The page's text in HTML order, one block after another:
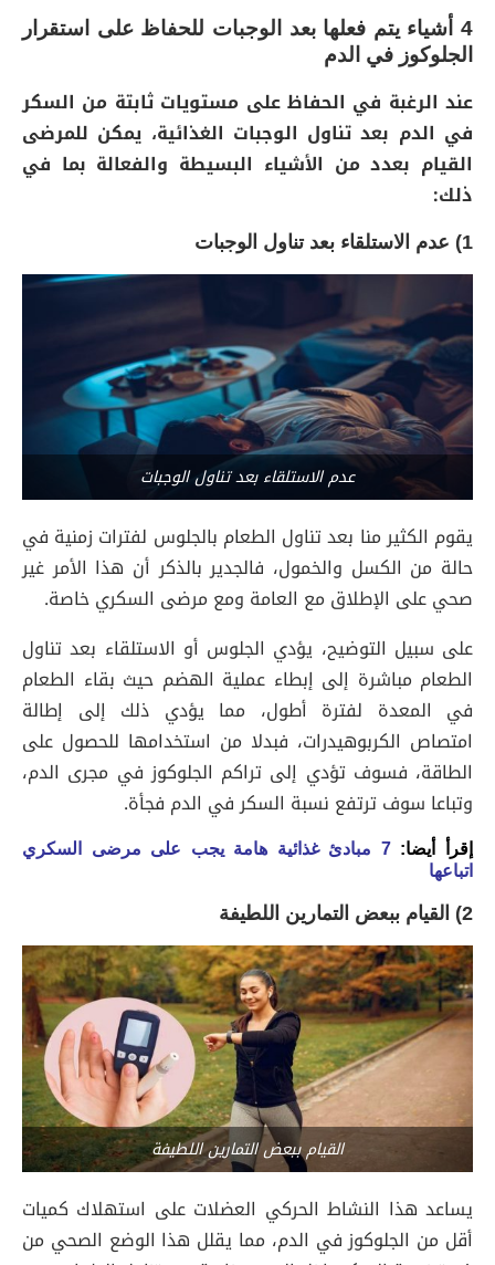
4 أشياء يتم فعلها بعد الوجبات للحفاظ على استقرار
الجلوكوز في الدم
عند الرغبة في الحفاظ على مستويات ثابتة من السكر
في الدم بعد تناول الوجبات الغذائية، يمكن للمرضى
القيام بعدد من الأشياء البسيطة والفعالة بما في
ذلك:
1) عدم الاستلقاء بعد تناول الوجبات
عدم الاستلقاء بعد تناول الوجبات
يقوم الكثير منا بعد تناول الطعام بالجلوس لفترات زمنية في
حالة من الكسل والخمول، فالجدير بالذكر أن هذا الأمر غير
صحي على الإطلاق مع العامة ومع مرضى السكري خاصة.
على سبيل التوضيح، يؤدي الجلوس أو الاستلقاء بعد تناول
الطعام مباشرة إلى إبطاء عملية الهضم حيث بقاء الطعام
في المعدة لفترة أطول، مما يؤدي ذلك إلى إطالة
امتصاص الكربوهيدرات، فبدلا من استخدامها للحصول على
الطاقة، فسوف تؤدي إلى تراكم الجلوكوز في مجرى الدم،
وتباعا سوف ترتفع نسبة السكر في الدم فجأة.
إقرأ أيضا:
7 مبادئ غذائية هامة يجب على مرضى السكري
اتباعها
2) القيام ببعض التمارين اللطيفة
القيام ببعض التمارين اللطيفة
يساعد هذا النشاط الحركي العضلات على استهلاك كميات
أقل من الجلوكوز في الدم، مما يقلل هذا الوضع الصحي من